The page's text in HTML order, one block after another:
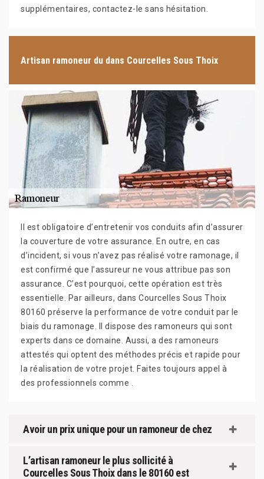
supplémentaires, contactez-le sans hésitation.
Artisan ramoneur du dans Courcelles Sous Thoix
Il est obligatoire d’entretenir vos conduits afin d’assurer
la couverture de votre assurance. En outre, en cas
d’incident, si vous n’avez pas réalisé votre ramonage, il
est confirmé que l’assureur ne vous attribue pas son
assurance. C’est pourquoi, cette opération est très
essentielle. Par ailleurs, dans Courcelles Sous Thoix
80160 préserve la performance de votre conduit par le
biais du ramonage. Il dispose des ramoneurs qui sont
experts dans ce domaine. Aussi, a des ramoneurs
attestés qui optent des méthodes précis et rapide pour
la réalisation de votre projet. Faites toujours appel à
des professionnels comme .
Avoir un prix unique pour un ramoneur de chez
L’artisan ramoneur le plus sollicité à
Courcelles Sous Thoix dans le 80160 est